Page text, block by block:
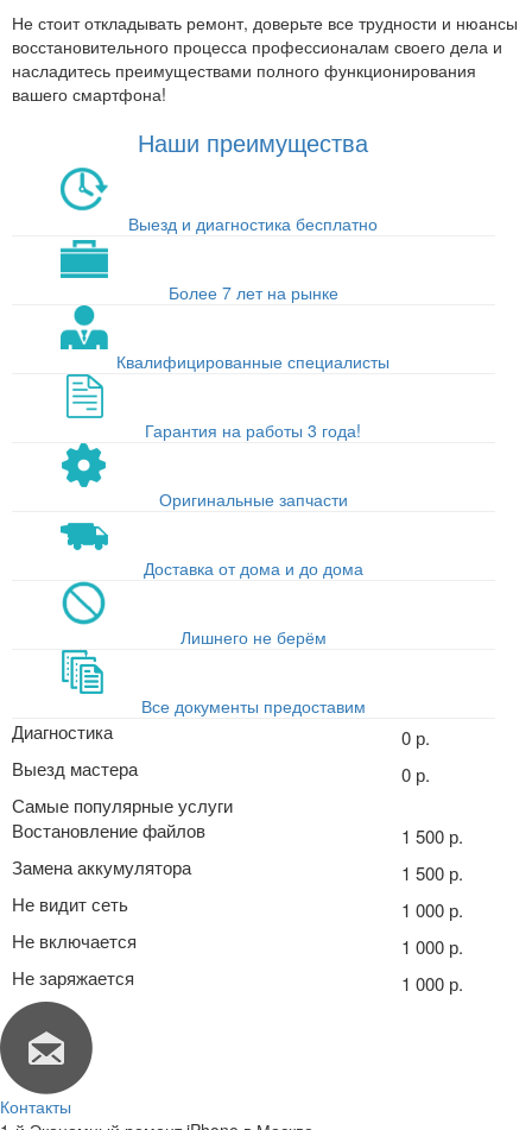
Не стоит откладывать ремонт, доверьте все трудности и нюансы
восстановительного процесса профессионалам своего дела и
насладитесь преимуществами полного функционирования
вашего смартфона!
Наши преимущества
Выезд и диагностика бесплатно
Более 7 лет на рынке
Квалифицированные специалисты
Гарантия на работы 3 года!
Оригинальные запчасти
Доставка от дома и до дома
Лишнего не берём
Все документы предоставим
Диагностика
0 р.
Выезд мастера
0 р.
Самые популярные услуги
Востановление файлов
1 500 р.
Замена аккумулятора
1 500 р.
Не видит сеть
1 000 р.
Не включается
1 000 р.
Не заряжается
1 000 р.
Контакты